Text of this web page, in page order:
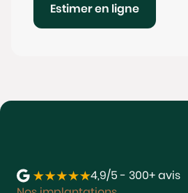
Estimer en ligne
4,9/5 - 300+ avis